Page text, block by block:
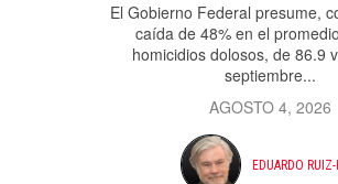
El Gobierno Federal presume,
caída de 48% en el
homicidios dolosos, de 86.9
septiembre...
AGOSTO 4, 2026
EDUARDO